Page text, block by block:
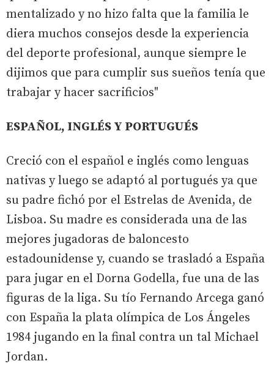
mentalizado y no hizo falta que la familia le
diera muchos consejos desde la experiencia
del deporte profesional, aunque siempre le
dijimos que para cumplir sus sueños tenía que
trabajar y hacer sacrificios"
ESPAÑOL, INGLÉS Y PORTUGUÉS
Creció con el español e inglés como lenguas
nativas y luego se adaptó al portugués ya que
su padre fichó por el Estrelas de Avenida, de
Lisboa. Su madre es considerada una de las
mejores jugadoras de baloncesto
estadounidense y, cuando se trasladó a España
para jugar en el Dorna Godella, fue una de las
figuras de la liga. Su tío Fernando Arcega ganó
con España la plata olímpica de Los Ángeles
1984 jugando en la final contra un tal Michael
Jordan.